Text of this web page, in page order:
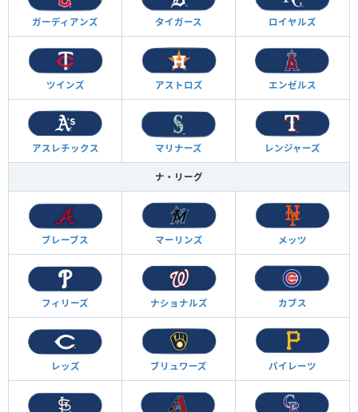
ガーディアンズ タイガース ロイヤルズ
ツインズ アストロズ エンゼルス
アスレチックス マリナーズ レンジャーズ
ナ・リーグ
ブレーブス マーリンズ メッツ
フィリーズ ナショナルズ カブス
レッズ ブリュワーズ パイレーツ